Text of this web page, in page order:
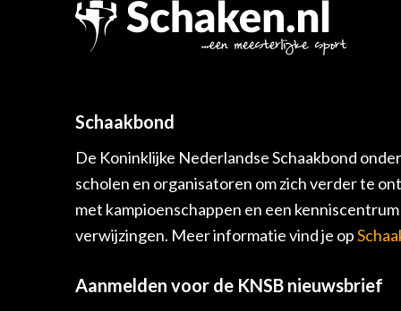
Schaakbond
De Koninklijke Nederlandse Schaakbond
scholen en organisatoren om zich verder te
met kampioenschappen en een
verwijzingen. Meer informatie vind je op
Aanmelden voor de KNSB nieuwsbrief